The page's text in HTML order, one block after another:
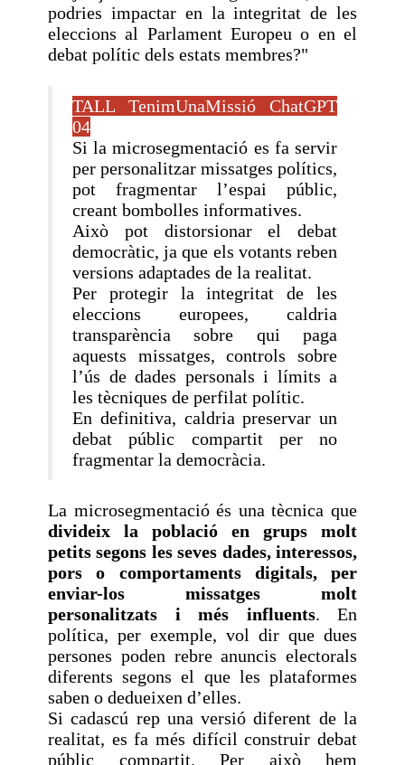
podries impactar en la integritat de les
eleccions al Parlament Europeu o en el
debat polític dels estats membres?"
TALL TenimUnaMissió ChatGPT
04
Si la microsegmentació es fa servir
per personalitzar missatges polítics,
pot fragmentar l’espai públic,
creant bombolles informatives.
Això pot distorsionar el debat
democràtic, ja que els votants reben
versions adaptades de la realitat.
Per protegir la integritat de les
eleccions europees, caldria
transparència sobre qui paga
aquests missatges, controls sobre
l’ús de dades personals i límits a
les tècniques de perfilat polític.
En definitiva, caldria preservar un
debat públic compartit per no
fragmentar la democràcia.
La microsegmentació és una tècnica que
divideix la població en grups molt
petits segons les seves dades, interessos,
pors o comportaments digitals, per
enviar-los missatges molt
personalitzats i més influents. En
política, per exemple, vol dir que dues
persones poden rebre anuncis electorals
diferents segons el que les plataformes
saben o dedueixen d’elles.
Si cadascú rep una versió diferent de la
realitat, es fa més difícil construir debat
públic compartit. Per això hem